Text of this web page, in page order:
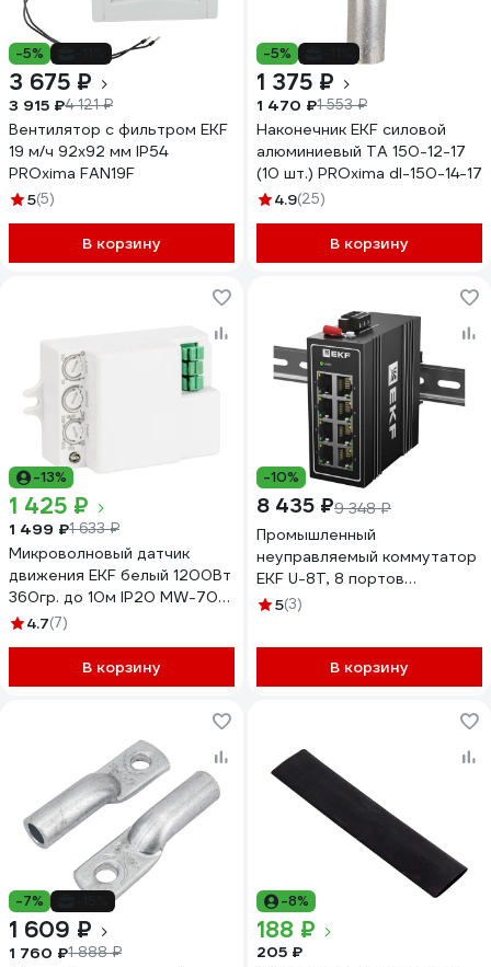
-5%
3 675 ₽
3 915 ₽4 121 ₽
Вентилятор с фильтром EKF
19 м/ч 92x92 мм IP54
PROxima FAN19F
5(5)
В корзину
-5%
1 375 ₽
1 470 ₽1 553 ₽
Наконечник EKF силовой
алюминиевый ТА 150-12-17
(10 шт.) PROxima dl-150-14-17
4.9(25)
В корзину
-13%
1 425 ₽
1 499 ₽1 633 ₽
Микроволновый датчик
движения EKF белый 1200Вт
360гр. до 10м IP20 MW-706
dd-mw-706
4.7(7)
В корзину
-10%
8 435 ₽9 348 ₽
Промышленный
неуправляемый коммутатор
EKF U-8T, 8 портов
10/100Base-T(X) RJ45,
TSX-U-8T
5(3)
В корзину
-7%
1 609 ₽
1 760 ₽1 888 ₽
-8%
188 ₽
205 ₽